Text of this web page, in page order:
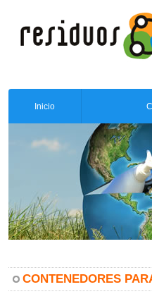
Inicio
CONTENEDORES